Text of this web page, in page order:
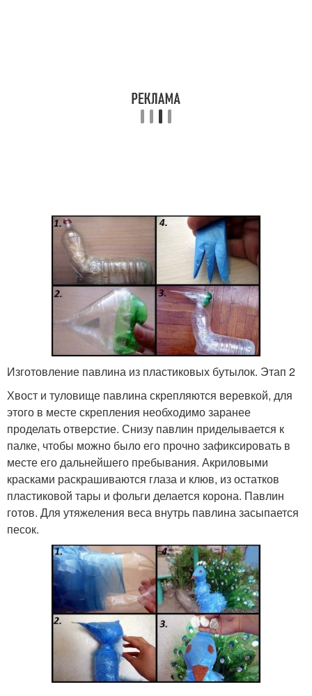
Изготовление павлина из пластиковых бутылок. Этап 2
Хвост и туловище павлина скрепляются веревкой, для
этого в месте скрепления необходимо заранее
проделать отверстие. Снизу павлин приделывается к
палке, чтобы можно было его прочно зафиксировать в
месте его дальнейшего пребывания. Акриловыми
красками раскрашиваются глаза и клюв, из остатков
пластиковой тары и фольги делается корона. Павлин
готов. Для утяжеления веса внутрь павлина засыпается
песок.